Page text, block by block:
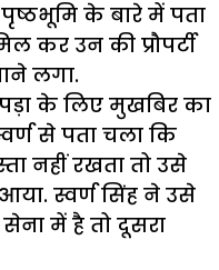
के बारे में पता
कर उन की प्रौपर्टी
लगा.
के लिए मुखबिर का
से पता चला कि
नहीं रखता तो उसे
स्वर्ण सिंह ने उसे
में है तो दूसरा